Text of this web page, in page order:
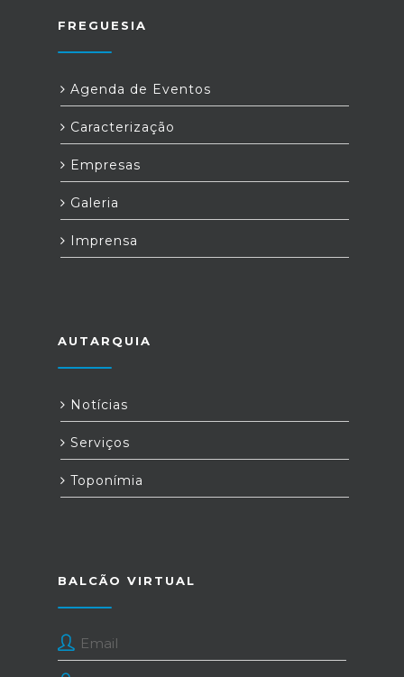
FREGUESIA
Agenda de Eventos
Caracterização
Empresas
Galeria
Imprensa
AUTARQUIA
Notícias
Serviços
Toponímia
BALCÃO VIRTUAL